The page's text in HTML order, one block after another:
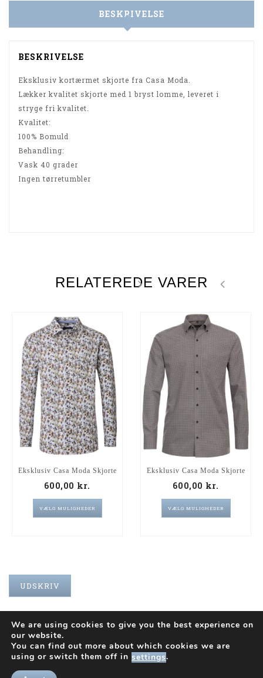
BESKRIVELSE
BESKRIVELSE
Eksklusiv kortærmet skjorte fra Casa Moda.
Lækker kvalitet skjorte med 1 bryst lomme, leveret i
stryge fri kvalitet.
Kvalitet:
100% Bomuld
Behandling:
Vask 40 grader
Ingen tørretumbler
RELATEREDE VARER
Eksklusiv Casa Moda Skjorte
600,00 kr.
VÆLG MULIGHEDER
Eksklusiv Casa Moda Skjorte
600,00 kr.
VÆLG MULIGHEDER
UDSKRIV
INFO
We are using cookies to give you the best experience on
our website.
You can find out more about which cookies we are
using or switch them off in settings.